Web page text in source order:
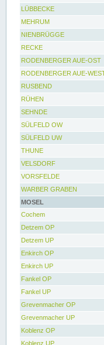
LÜBBECKE
MEHRUM
NIENBRÜGGE
RECKE
RODENBERGER AUE-OST
RODENBERGER AUE-
RUSBEND
RÜHEN
SEHNDE
SÜLFELD OW
SÜLFELD UW
THUNE
VELSDORF
VORSFELDE
WARBER GRABEN
MOSEL
Cochem
Detzem OP
Detzem UP
Enkirch OP
Enkirch UP
Fankel OP
Fankel UP
Grevenmacher OP
Grevenmacher UP
Koblenz OP
Koblenz UP